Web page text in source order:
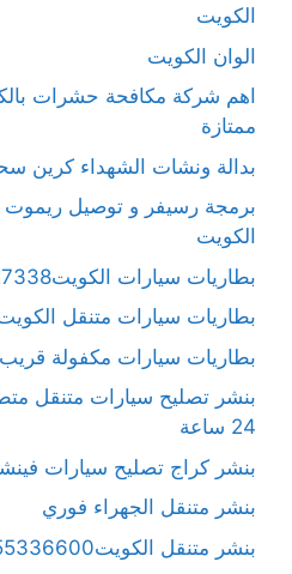
الكويت
الوان الكويت
اهم شركة مكافحة حشرات
ممتازة
بدالة ونشات الشهداء كرين
الكويت
بطاريات سيارات الكويت52227338
بطاريات سيارات متنقل
بطاريات سيارات مكفولة
بنشر تصليح سيارات متنقل
24 ساعة
بنشر كراج تصليح سيارات
بنشر متنقل الجهراء فوري
بنشر متنقل الكويت55336600